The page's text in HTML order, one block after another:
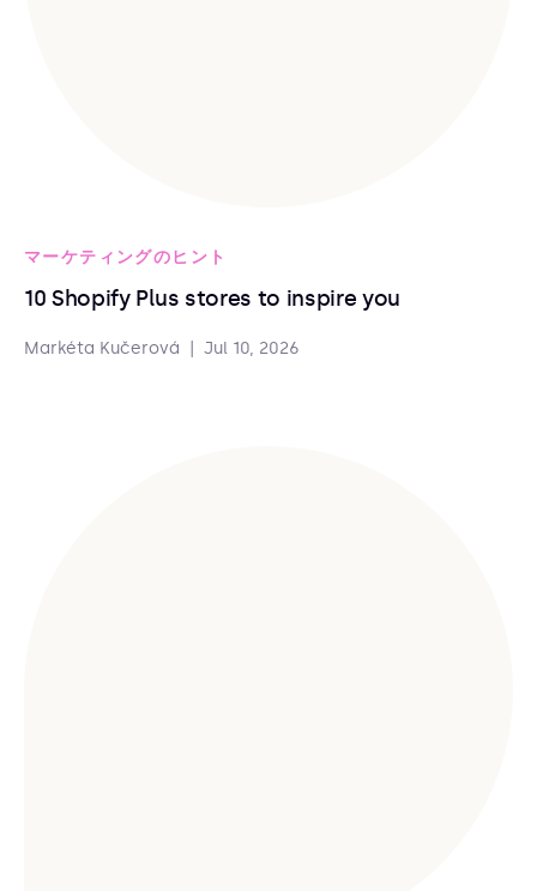
マーケティングのヒント
10 Shopify Plus stores to inspire you
Markéta Kučerová Jul 10, 2026